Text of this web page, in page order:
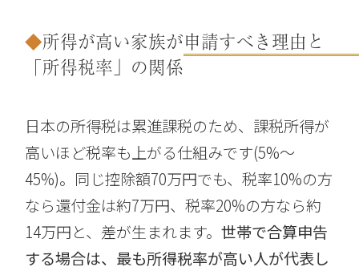
所得が高い家族が申請すべき理由と
「所得税率」の関係
日本の所得税は累進課税のため、課税所得が
高いほど税率も上がる仕組みです(5%〜
45%)。同じ控除額70万円でも、税率10%の方
なら還付金は約7万円、税率20%の方なら約
14万円と、差が生まれます。世帯で合算申告
する場合は、最も所得税率が高い人が代表し